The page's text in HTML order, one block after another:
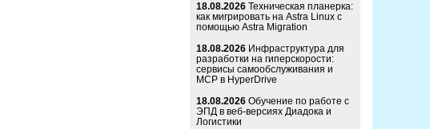
18.08.2026 Техническая планерка:
как мигрировать на Astra Linux с
помощью Astra Migration
18.08.2026 Инфраструктура для
разработки на гиперскорости:
сервисы самообслуживания и
MCP в HyperDrive
18.08.2026 Обучение по работе с
ЭПД в веб-версиях Диадока и
Логистики